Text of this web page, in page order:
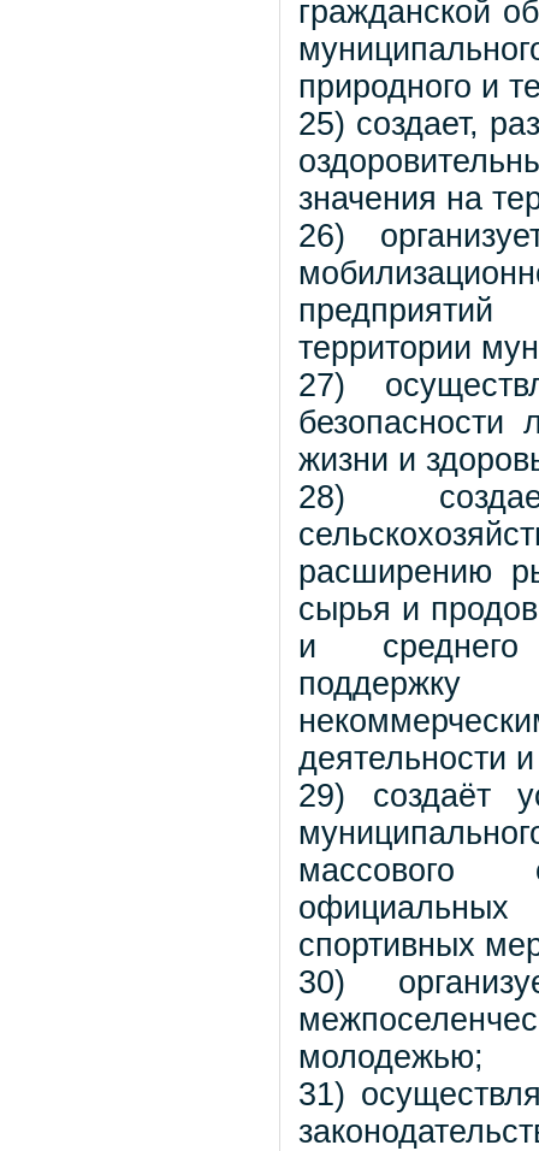
гражданской
природного и
25) создает,
значения на
26)
территории
27)
жизни и
28)
расширению
сырья и
и среднего
поддержку
деятельности
29) создаёт
массового
спортивных
30)
молодежью;
31)